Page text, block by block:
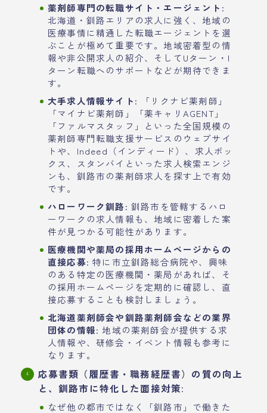
薬剤師専門の転職サイト・エージェント :
北海道・釧路エリアの求人に強く、地域の
医療事情に精通した転職エージェントを選
ぶことが極めて重要です。地域密着型の情
報や非公開求人の紹介、そしてUターン・I
ターン転職へのサポートなどが期待できま
す。
大手求人情報サイト: 「リクナビ薬剤師」
「マイナビ薬剤師」「薬キャリAGENT」
「ファルマスタッフ」といった全国規模の
薬剤師専門転職支援サービスのウェブサイ
トや、Indeed（インディード）、求人ボッ
クス、スタンバイといった求人検索エンジ
ンも、釧路市の薬剤師求人を探す上で有効
です。
ハローワーク釧路: 釧路市を管轄するハロ
ーワークの求人情報も、地域に密着した案
件が見つかる可能性があります。
医療機関や薬局の採用ホームページからの
直接応募: 特に市立釧路総合病院や、興味
のある特定の医療機関・薬局があれば、そ
の採用ホームページを定期的に確認し、直
接応募することも検討しましょう。
北海道薬剤師会や釧路薬剤師会などの業界
団体の情報: 地域の薬剤師会が提供する求
人情報や、研修会・イベント情報も参考に
なります。
応募書類（履歴書・職務経歴書）の質の向上
と、釧路市に特化した面接対策:
なぜ他の都市ではなく「釧路市」で働きた